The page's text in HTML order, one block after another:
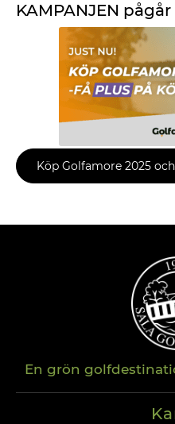
KAMPANJEN
Köp Golfamore 2025
En grön